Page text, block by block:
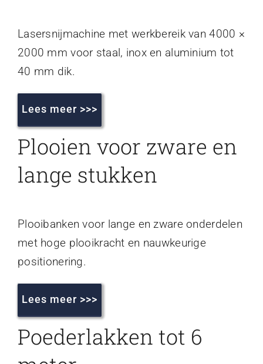
Lasersnijmachine met werkbereik van 4000 ×
2000 mm voor staal, inox en aluminium tot
40 mm dik.
Lees meer >>>
Plooien voor zware en
lange stukken
Plooibanken voor lange en zware onderdelen
met hoge plooikracht en nauwkeurige
positionering.
Lees meer >>>
Poederlakken tot 6